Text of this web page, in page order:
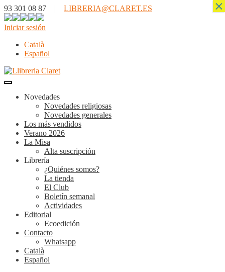
93 301 08 87 | LIBRERIA@CLARET.ES
Iniciar sesión
Català
Español
Novedades
Novedades religiosas
Novedades generales
Los más vendidos
Verano 2026
La Misa
Alta suscripción
Librería
¿Quiénes somos?
La tienda
El Club
Boletín semanal
Actividades
Editorial
Ecoedición
Contacto
Whatsapp
Català
Español
×